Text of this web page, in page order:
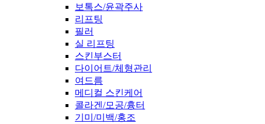
보톡스/윤곽주사
리프팅
필러
실 리프팅
스킨부스터
다이어트/체형관리
여드름
메디컬 스킨케어
콜라겐/모공/흉터
기미/미백/홍조